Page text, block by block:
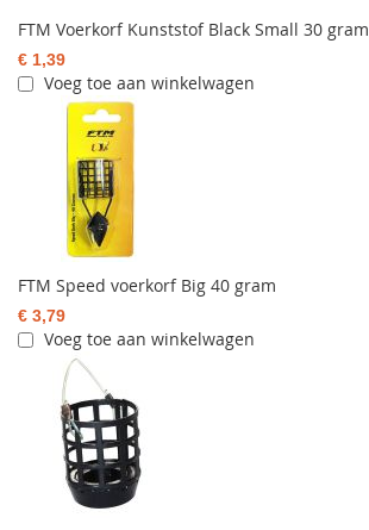
FTM Voerkorf Kunststof Black Small 30 gram
€ 1,39
Voeg toe aan winkelwagen
FTM Speed voerkorf Big 40 gram
€ 3,79
Voeg toe aan winkelwagen